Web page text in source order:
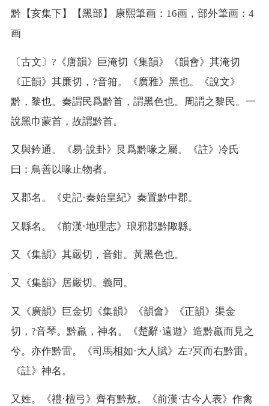
黔【亥集下】【黑部】 康熙筆画：16画，部外筆画：4
画
〔古文〕?《唐韻》巨淹切《集韻》《韻會》其淹切
《正韻》其廉切，?音箝。《廣雅》黑也。《說文》
黔，黎也。秦謂民爲黔首，謂黑色也。周謂之黎民。一
說黑巾蒙首，故謂黔首。
又與鈐通。《易·說卦》艮爲黔喙之屬。《註》冷氏
曰：鳥善以喙止物者。
又郡名。《史記·秦始皇紀》秦置黔中郡。
又 縣名。《前漢·地理志》琅邪郡黔陬縣。
又 《集韻》其嚴切，音鉗。黃黑色也。
又 《集韻》居嚴切。義同。
又
《廣韻》巨金切《集韻》《韻會》《正韻》渠金
切，?音琴。黔羸，神名。《楚辭·遠遊》造黔羸而見之
兮。亦作黔雷。《司馬相如·大人賦》左?冥而右黔雷。
《註》神名。
又姓。《禮·檀弓》齊有黔敖。《前漢·古今人表》作禽